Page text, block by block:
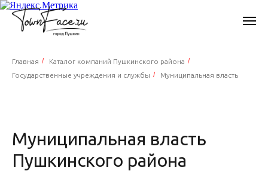
Главная / Каталог компаний Пушкинского района /
Государственные учреждения и службы / Муниципальная власть
Муниципальная власть
Пушкинского района